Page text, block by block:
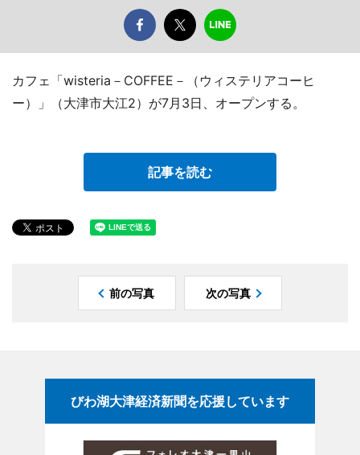
カフェ「wisteria－COFFEE－（ウィステリアコーヒ
ー）」（大津市大江2）が7月3日、オープンする。
記事を読む
前の写真 次の写真
びわ湖大津経済新聞を応援しています